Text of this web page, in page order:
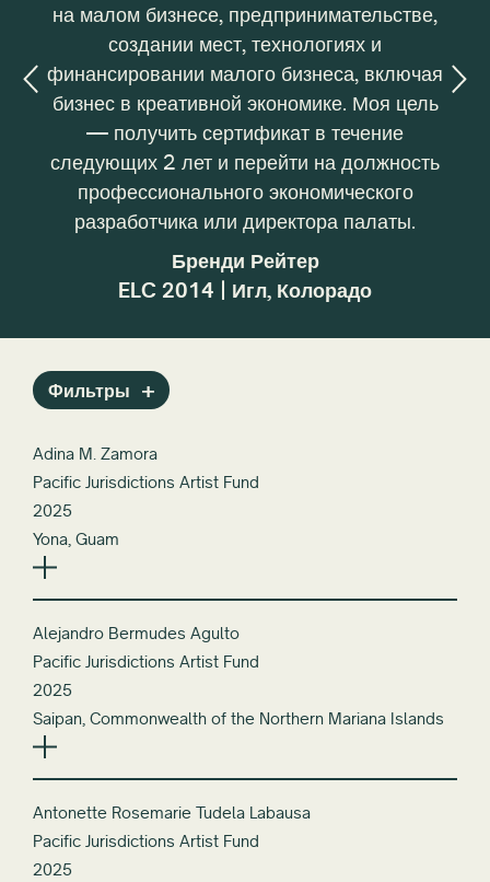
на малом бизнесе, предпринимательстве,
создании мест, технологиях и
финансировании малого бизнеса, включая
бизнес в креативной экономике. Моя цель
— получить сертификат в течение
следующих 2 лет и перейти на должность
профессионального экономического
разработчика или директора палаты.
Бренди Рейтер
ELC 2014 | Игл, Колорадо
Фильтры
Adina M. Zamora
Pacific Jurisdictions Artist Fund
2025
Yona, Guam
Alejandro Bermudes Agulto
Pacific Jurisdictions Artist Fund
2025
Saipan, Commonwealth of the Northern Mariana Islands
Antonette Rosemarie Tudela Labausa
Pacific Jurisdictions Artist Fund
2025